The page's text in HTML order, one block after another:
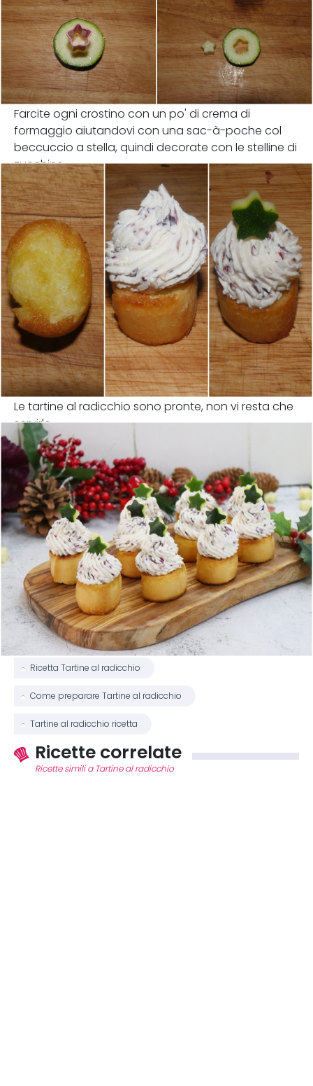
Farcite ogni crostino con un po' di crema di
formaggio aiutandovi con una sac-à-poche col
beccuccio a stella, quindi decorate con le stelline di
zucchine.
Le tartine al radicchio sono pronte, non vi resta che
servirle.
Ricetta Tartine al radicchio
Come preparare Tartine al radicchio
Tartine al radicchio ricetta
Ricette correlate
Ricette simili a Tartine al radicchio